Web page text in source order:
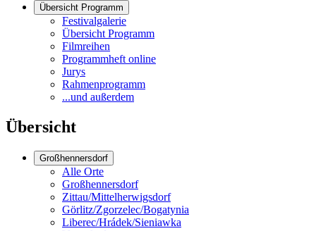
Übersicht Programm
Festivalgalerie
Übersicht Programm
Filmreihen
Programmheft online
Jurys
Rahmenprogramm
...und außerdem
Übersicht
Großhennersdorf
Alle Orte
Großhennersdorf
Zittau/Mittelherwigsdorf
Görlitz/Zgorzelec/Bogatynia
Liberec/Hrádek/Sieniawka